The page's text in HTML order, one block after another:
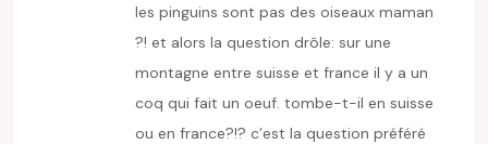
les pinguins sont pas des oiseaux maman
?! et alors la question drôle: sur une
montagne entre suisse et france il y a un
coq qui fait un oeuf. tombe-t-il en suisse
ou en france?!? c’est la question préféré